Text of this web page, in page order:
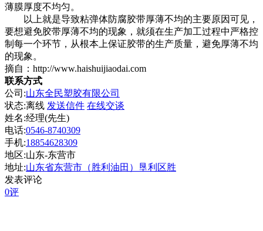
薄膜厚度不均匀。
以上就是导致粘弹体防腐胶带厚薄不均的主要原因可见，
要想避免胶带厚薄不均的现象，就须在生产加工过程中严格控
制每一个环节，从根本上保证胶带的生产质量，避免厚薄不均
的现象。
摘自：http://www.haishuijiaodai.com
联系方式
公司:山东全民塑胶有限公司
状态:离线 发送信件 在线交谈
姓名:经理(先生)
电话:0546-8740309
手机:18854628309
地区:山东-东营市
地址:山东省东营市（胜利油田）垦利区胜
发表评论
0评